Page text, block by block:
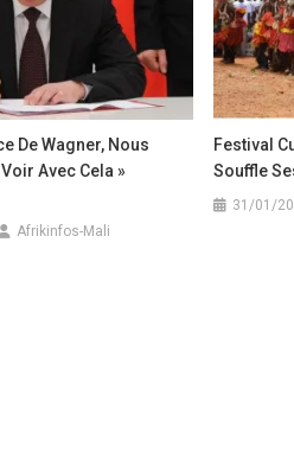
De Wagner, Nous
Voir Avec Cela »
Afrikinfos-Mali
Festival
Souffle
31/01/